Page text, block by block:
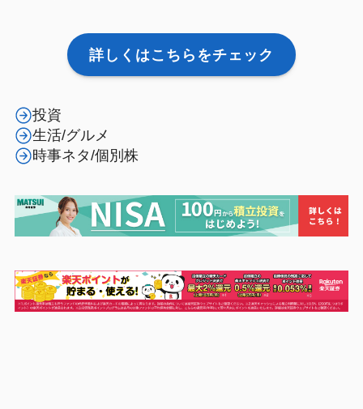
詳しくはこちらをチェック
投資
生活/グルメ
時事ネタ/個別株